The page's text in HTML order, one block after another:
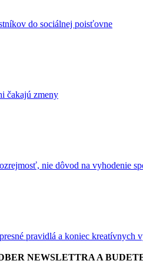
do sociálnej poisťovne
čakajú zmeny
nie dôvod na vyhodenie
pravidlá a koniec kreatívnych
NEWSLETTRA A